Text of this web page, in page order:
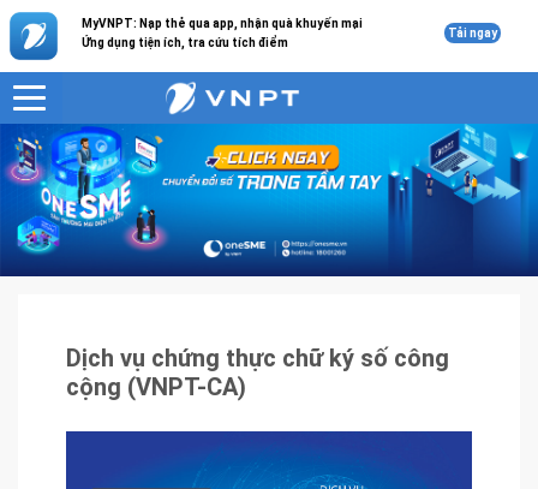
MyVNPT: Nạp thẻ qua app, nhận quà khuyến mại
Ứng dụng tiện ích, tra cứu tích điểm
Tải ngay
VNPT
Sản phẩm - Dịch vụ
Dịch vụ chứng thực chữ ký số công cộng (VNPT-CA)
Dịch vụ chứng thực chữ ký số công
cộng (VNPT-CA)